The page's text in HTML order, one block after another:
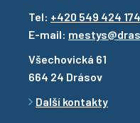
Tel: +420 549 424 174
E-mail:
Všechovická 61
664 24 Drásov
Další kontakty